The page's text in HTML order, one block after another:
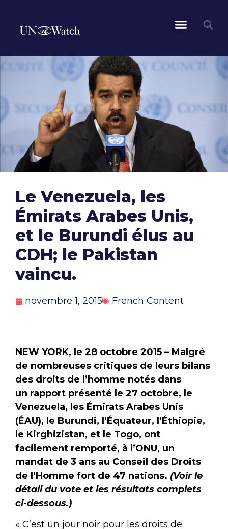
Le Venezuela, les
Émirats Arabes Unis,
et le Burundi élus au
CDH; le Pakistan
vaincu.
novembre 1, 2015 French Content
NEW YORK, le 28 octobre 2015 – Malgré
de nombreuses critiques de leurs bilans
des droits de l’homme notés dans
un rapport présenté le 27 octobre, le
Venezuela, les Émirats Arabes Unis
(ÉAU), le Burundi, l’Équateur, l’Éthiopie,
le Kirghizistan, et le Togo, ont
facilement remporté, à l’ONU, un
mandat de 3 ans au Conseil des Droits
de l’Homme fort de 47 nations. (Voir le
détail du vote et les résultats complets
ci-dessous.)
« C’est un jour noir pour les droits de